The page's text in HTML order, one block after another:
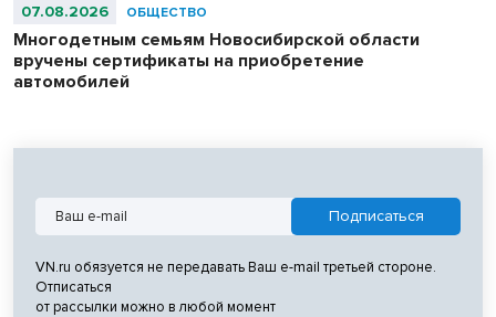
07.08.2026 ОБЩЕСТВО
Многодетным семьям Новосибирской области
вручены сертификаты на приобретение
автомобилей
VN.ru обязуется не передавать Ваш e-mail третьей стороне.
Отписаться
от рассылки можно в любой момент